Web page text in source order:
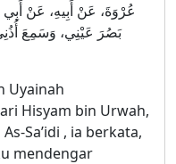
عُرْوَةَ، عَنْ أَبِيهِ، عَنْ
بَصُرَ عَيْنِي، وَسَمِعَ
Uyainah
Hisyam bin Urwah,
Sa’idi , ia berkata,
mendengar